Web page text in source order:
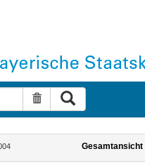
Suche zurücksetzen
Gesamtansicht